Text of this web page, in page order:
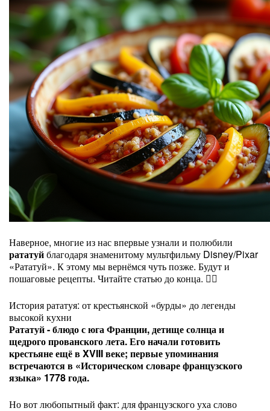
Наверное, многие из нас впервые узнали и полюбили
рататуйблагодаря знаменитому мультфильму Disney/Pixar
«Рататуй». К этому мы вернёмся чуть позже. Будут и
пошаговые рецепты. Читайте статью до конца. 👇🏻
История рататуя: от крестьянской «бурды» до легенды
высокой кухни
Рататуй - блюдо с юга Франции, детище солнца и
щедрого прованского лета. Его начали готовить
крестьяне ещё в XVIII веке; первые упоминания
встречаются в «Историческом словаре французского
языка» 1778 года.
Но вот любопытный факт: для французского уха слово